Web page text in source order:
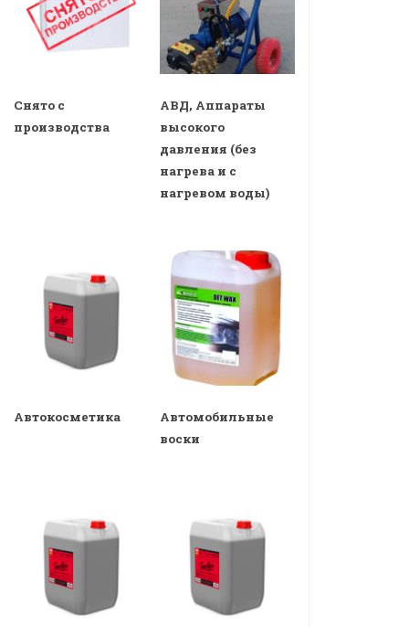
Снято с
производства
АВД, Аппараты
высокого
давления (без
нагрева и с
нагревом воды)
Автокосметика
Автомобильные
воски